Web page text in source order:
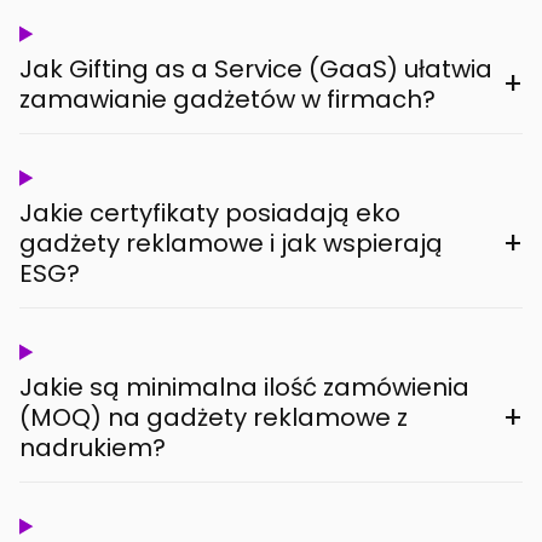
Jak Gifting as a Service (GaaS) ułatwia
zamawianie gadżetów w firmach?
+
Jakie certyfikaty posiadają eko
gadżety reklamowe i jak wspierają
ESG?
+
Jakie są minimalna ilość zamówienia
(MOQ) na gadżety reklamowe z
nadrukiem?
+